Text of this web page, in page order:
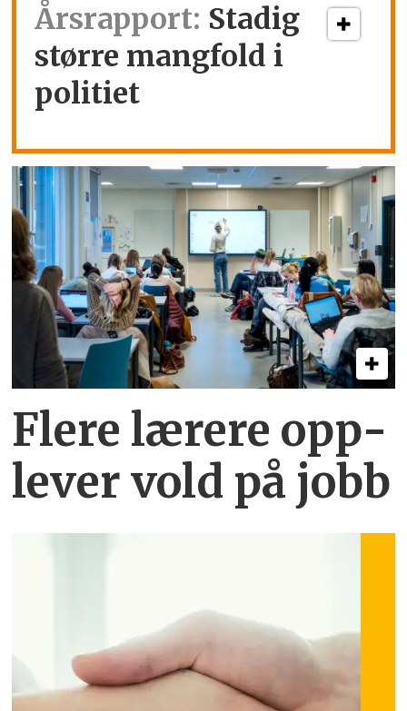
Årsrapport: Stadig
større mangfold i
politiet
Flere lærere opp­
lever vold på jobb